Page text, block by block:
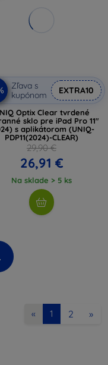
Zľava s
kupónom
EXTRA10
Optix Clear tvrdené
sklo pre iPad Pro 11"
s aplikátorom (UNIQ-
PDP11(2024)-CLEAR)
29,90 €
26,91 €
Na sklade > 5 ks
« 1 2 »